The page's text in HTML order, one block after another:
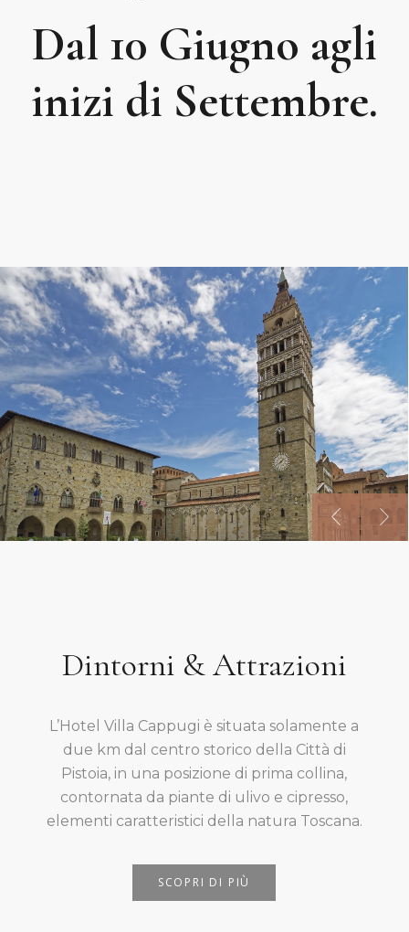
Dal 10 Giugno agli
inizi di Settembre.
Dintorni & Attrazioni
L’Hotel Villa Cappugi è situata solamente a
due km dal centro storico della Città di
Pistoia, in una posizione di prima collina,
contornata da piante di ulivo e cipresso,
elementi caratteristici della natura Toscana.
SCOPRI DI PIÙ